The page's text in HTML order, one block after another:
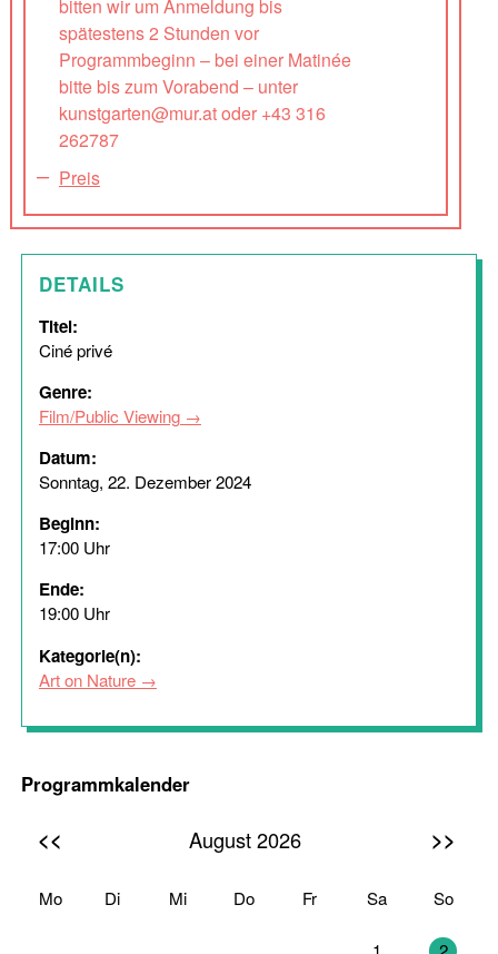
bitten wir um Anmeldung bis
spätestens 2 Stunden vor
Programmbeginn – bei einer Matinée
bitte bis zum Vorabend – unter
kunstgarten@mur.at oder +43 316
262787
Preis
DETAILS
Titel:
Ciné privé
Genre:
Film/Public Viewing
Datum:
Sonntag, 22. Dezember 2024
Beginn:
17:00 Uhr
Ende:
19:00 Uhr
Kategorie(n):
Art on Nature
Programmkalender
<< August 2026 >>
Mo Di Mi Do Fr Sa So